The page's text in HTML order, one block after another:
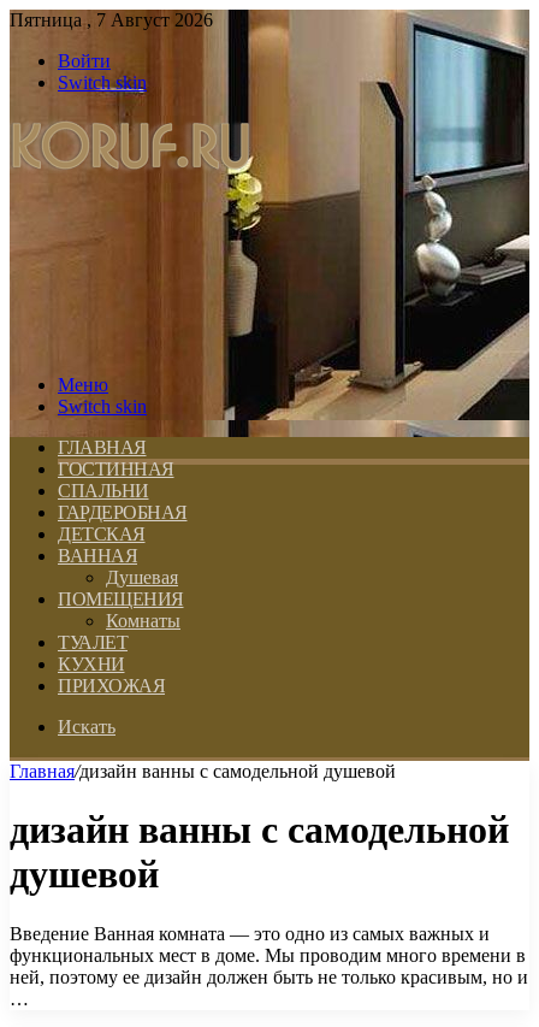
Пятница , 7 Август 2026
Войти
Switch skin
Меню
Switch skin
ГЛАВНАЯ
ГОСТИННАЯ
СПАЛЬНИ
ГАРДЕРОБНАЯ
ДЕТСКАЯ
ВАННАЯ
Душевая
ПОМЕЩЕНИЯ
Комнаты
ТУАЛЕТ
КУХНИ
ПРИХОЖАЯ
Искать
Главная/дизайн ванны с самодельной душевой
дизайн ванны с самодельной
душевой
Введение Ванная комната — это одно из самых важных и
функциональных мест в доме. Мы проводим много времени в
ней, поэтому ее дизайн должен быть не только красивым, но и
…